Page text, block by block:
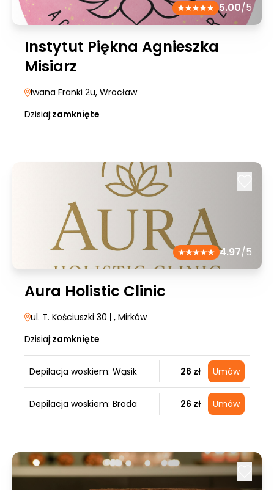
5.00/5
Instytut Piękna Agnieszka
Misiarz
Iwana Franki 2u, Wrocław
Dzisiaj:zamknięte
4.97/5
Aura Holistic Clinic
ul. T. Kościuszki 30 , Mirków
Dzisiaj:zamknięte
Depilacja woskiem: Wąsik 26 zł Umów
Depilacja woskiem: Broda 26 zł Umów